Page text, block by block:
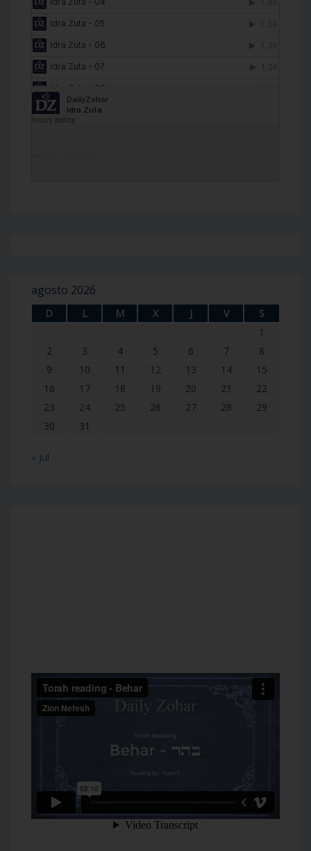
agosto 2026
D L M X J V
S
1
2
3 4 5 6 7
8
9
10 11 12 13 14
15
16
17 18 19 20 21
22
23
24 25 26 27 28
29
30
31
« Jul